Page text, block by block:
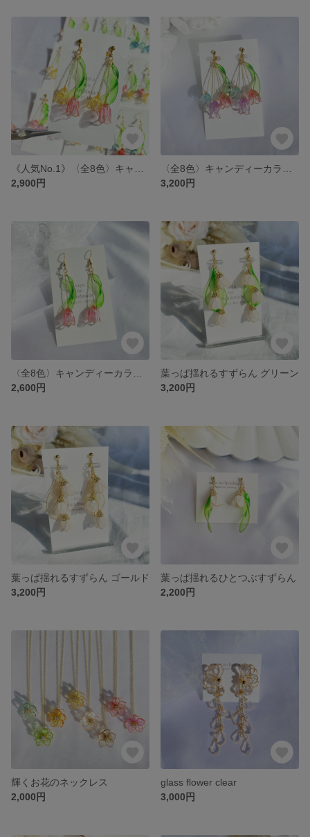
2,900円
3,200円
2,600円
葉っぱ揺れるすずらん グリーン
3,200円
葉っぱ揺れるすずらん ゴールド
3,200円
葉っぱ揺れるひとつぶすずらん
2,200円
輝くお花のネックレス
2,000円
glass flower clear
3,000円